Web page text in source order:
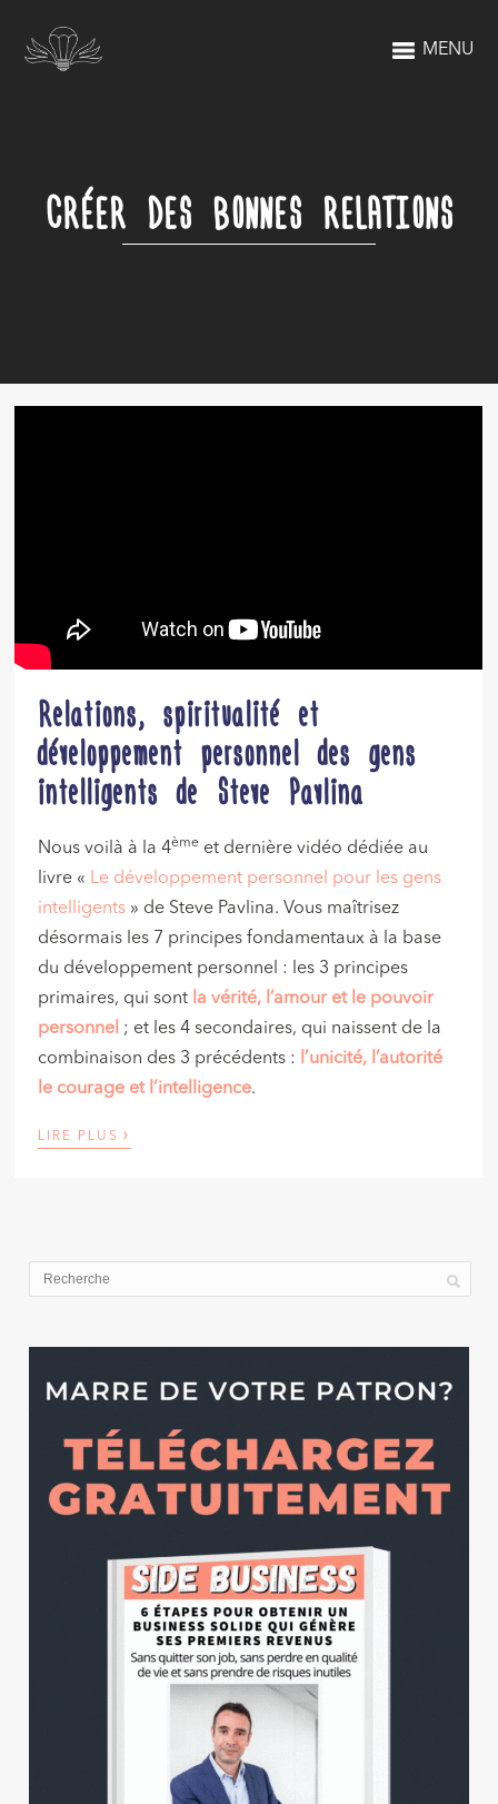
MENU
CRÉER DES BONNES RELATIONS
Relations, spiritualité et
développement personnel des gens
intelligents de Steve Pavlina
Nous voilà à la 4ème et dernière vidéo dédiée au
livre « Le développement personnel pour les gens
intelligents » de Steve Pavlina. Vous maîtrisez
désormais les 7 principes fondamentaux à la base
du développement personnel : les 3 principes
primaires, qui sont la vérité, l’amour et le pouvoir
personnel ; et les 4 secondaires, qui naissent de la
combinaison des 3 précédents :
l’unicité, l’autorité
le courage et l’intelligence.
LIRE PLUS ›